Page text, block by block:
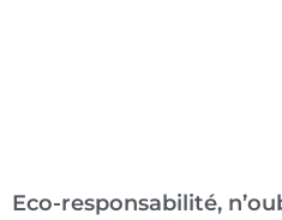
Eco-responsabilité,